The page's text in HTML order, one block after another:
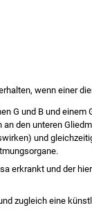
wenn einer
G und B und einem
den unteren
und
erkrankt und der
zugleich eine